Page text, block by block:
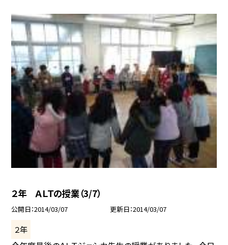
２年 ＡＬＴの授業（3/7）
公開日 2014/03/07 更新日 2014/03/07
２年